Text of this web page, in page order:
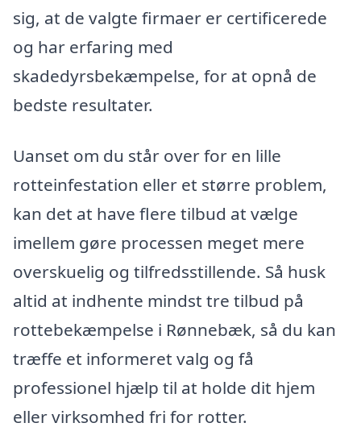
sig, at de valgte firmaer er certificerede
og har erfaring med
skadedyrsbekæmpelse, for at opnå de
bedste resultater.
Uanset om du står over for en lille
rotteinfestation eller et større problem,
kan det at have flere tilbud at vælge
imellem gøre processen meget mere
overskuelig og tilfredsstillende. Så husk
altid at indhente mindst tre tilbud på
rottebekæmpelse i Rønnebæk, så du kan
træffe et informeret valg og få
professionel hjælp til at holde dit hjem
eller virksomhed fri for rotter.